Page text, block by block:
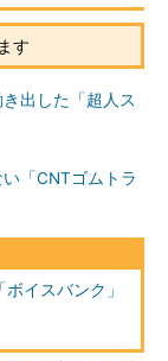
す
出した「超人ス
「CNTゴムトラ
イスバンク」